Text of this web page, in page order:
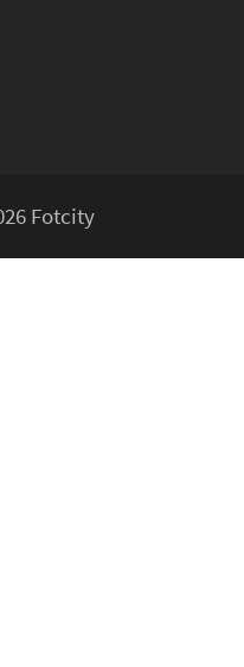
Fotcity